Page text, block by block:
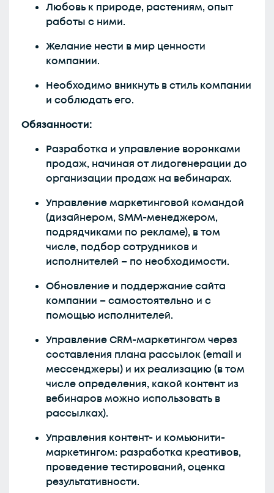
Любовь к природе, растениям, опыт
работы с ними.
Желание нести в мир ценности
компании.
Необходимо вникнуть в стиль компании
и соблюдать его.
Обязанности:
Разработка и управление воронками
продаж, начиная от лидогенерации до
организации продаж на вебинарах.
Управление маркетинговой командой
(дизайнером, SMM-менеджером,
подрядчиками по рекламе), в том
числе, подбор сотрудников и
исполнителей – по необходимости.
Обновление и поддержание сайта
компании – самостоятельно и с
помощью исполнителей.
Управление CRM-маркетингом через
составления плана рассылок (email и
мессенджеры) и их реализацию (в том
числе определения, какой контент из
вебинаров можно использовать в
рассылках).
Управления контент- и комьюнити-
маркетингом: разработка креативов,
проведение тестирований, оценка
результативности.